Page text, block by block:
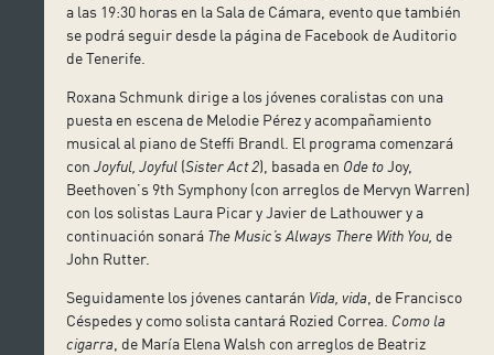
a las 19:30 horas en la Sala de Cámara, evento que también
se podrá seguir desde la página de Facebook de Auditorio
de Tenerife.
Roxana Schmunk dirige a los jóvenes coralistas con una
puesta en escena de Melodie Pérez y acompañamiento
musical al piano de Steffi Brandl. El programa comenzará
conJoyful, Joyful (Sister Act 2), basada en Ode toJoy,
Beethoven’s 9th Symphony (con arreglos de Mervyn Warren)
con los solistas Laura Picar y Javier de Lathouwer y a
continuación sonará The Music’s Always There With You, de
John Rutter.
Seguidamente los jóvenes cantarán Vida, vida , de Francisco
Céspedes y como solista cantará Rozied Correa. Como la
cigarra , de María Elena Walsh con arreglos de Beatriz